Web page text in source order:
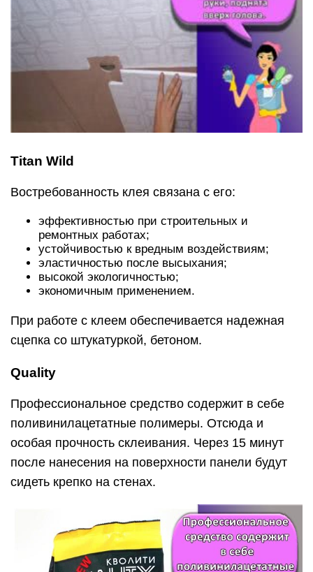
Titan Wild
Востребованность клея связана с его:
эффективностью при строительных и
ремонтных работах;
устойчивостью к вредным воздействиям;
эластичностью после высыхания;
высокой экологичностью;
экономичным применением.
При работе с клеем обеспечивается надежная
сцепка со штукатуркой, бетоном.
Quality
Профессиональное средство содержит в себе
поливинилацетатные полимеры. Отсюда и
особая прочность склеивания. Через 15 минут
после нанесения на поверхности панели будут
сидеть крепко на стенах.